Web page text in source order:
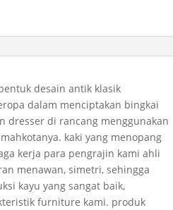
desain antik klasik
dalam menciptakan bingkai
di rancang menggunakan
kaki yang menopang
kerja para pengrajin kami ahli
menawan, simetri, sehingga
kayu yang sangat baik,
furniture kami. produk